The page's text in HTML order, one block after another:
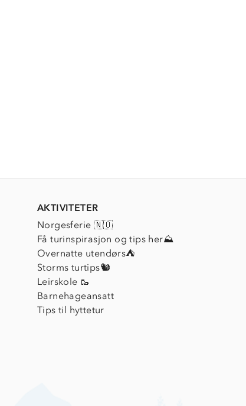
AKTIVITETER
Norgesferie 🇳🇴
Få turinspirasjon og tips her⛰
Overnatte utendørs⛺
Storms turtips🐿️
Leirskole 🥾
Barnehageansatt
Tips til hyttetur